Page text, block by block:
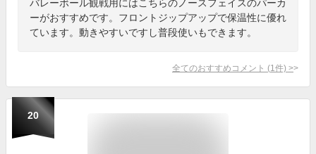
バレーボール観戦用にはこちらのノースフェイスのパーカ
ーがおすすめです。フロントジップアップで保温性に優れ
ています。動きやすいですし普段使いもできます。
全てのおすすめコメント (1 件) >
20